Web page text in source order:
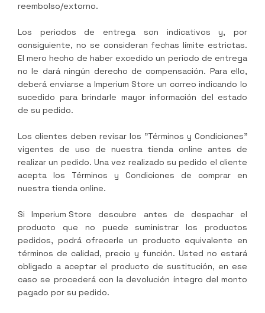
reembolso/extorno.
Los periodos de entrega son indicativos y, por
consiguiente, no se consideran fechas límite estrictas.
El mero hecho de haber excedido un periodo de entrega
no le dará ningún derecho de compensación. Para ello,
deberá enviarse aImperium Store un correo indicando lo
sucedido para brindarle mayor información del estado
de su pedido.
Los clientes deben revisar los "Términos y Condiciones"
vigentes de uso de nuestra tienda online antes de
realizar un pedido. Una vez realizado su pedido el cliente
acepta los Términos y Condiciones de comprar en
nuestra tienda online.
SiImperium Store descubre antes de despachar el
producto que no puede suministrar los productos
pedidos, podrá ofrecerle un producto equivalente en
términos de calidad, precio y función. Usted no estará
obligado a aceptar el producto de sustitución, en ese
caso se procederá con la devolución íntegro del monto
pagado por su pedido.